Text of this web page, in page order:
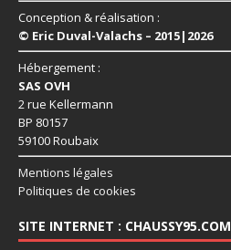
Conception & réalisation :
© Eric Duval-Valachs – 2015|2026
Hébergement :
SAS OVH
2 rue Kellermann
BP 80157
59100 Roubaix
Mentions légales
Politiques de cookies
SITE INTERNET : CHAUSSY95.COM